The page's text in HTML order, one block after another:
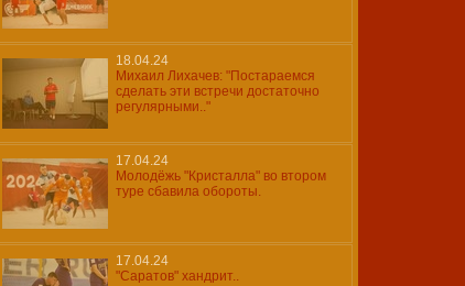
18.04.24
Михаил Лихачев: "Постараемся
сделать эти встречи достаточно
регулярными.."
17.04.24
Молодёжь "Кристалла" во втором
туре сбавила обороты.
17.04.24
"Саратов" хандрит..